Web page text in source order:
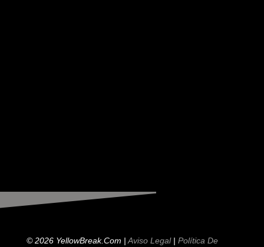
© 2026 YellowBreak.com | Aviso Legal| Política De